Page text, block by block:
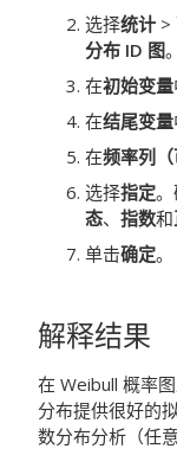
选择统计 >
分布 ID 图。
在初始变量
在结尾变量
在频率列（
选择指定
态、 指数和
单击确定。
解释结果
在 Weibull 概率
分布提供很好的
数分布分析（任